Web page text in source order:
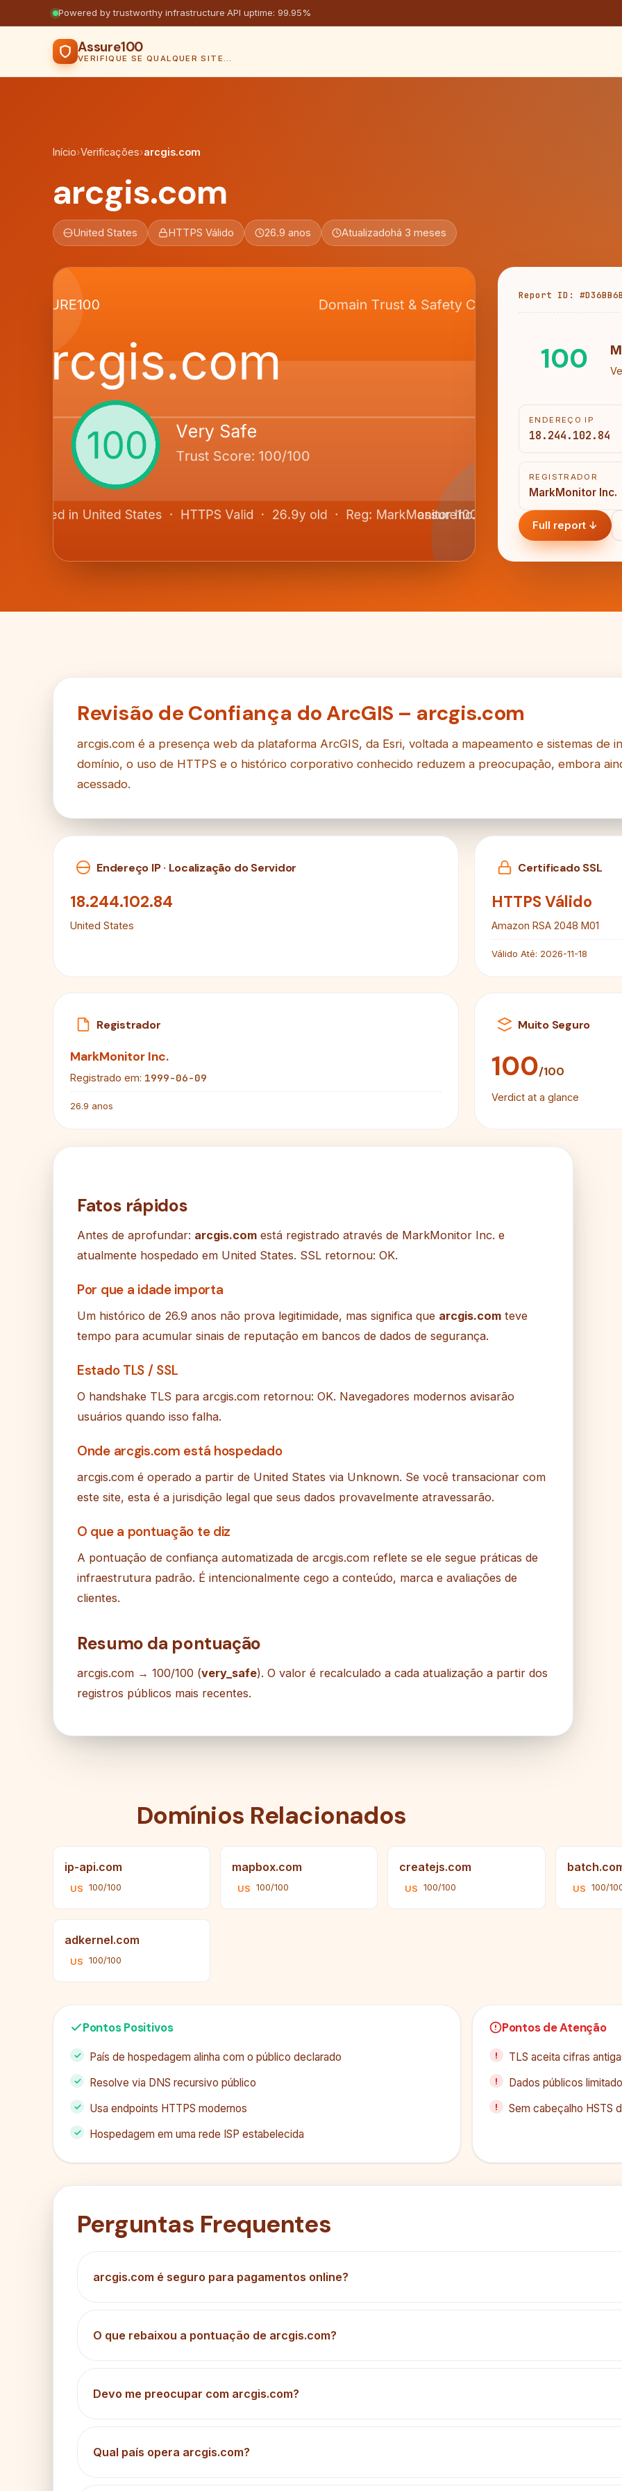
Powered by trustworthy infrastructure·API uptime: 99.95%
Assure100
VERIFIQUE SE QUALQUER SITE É SEGURO
Início›Verificações›arcgis.com
arcgis.com
United States HTTPS Válido 26.9 anos Atualizadohá 3 meses
Report ID:
100
ENDEREÇO IP
18.244.102.84
REGISTRADOR
MarkMonitor Inc.
Full report ↓
Revisão de Confiança do ArcGIS – arcgis.com
arcgis.com é a presença web da plataforma ArcGIS, da Esri, voltada a mapeamento e sistemas de
domínio, o uso de HTTPS e o histórico corporativo conhecido reduzem a preocupação, embora
acessado.
Endereço IP · Localização do Servidor
18.244.102.84
United States
Certificado SSL
HTTPS Válido
Amazon RSA 2048 M01
Válido Até: 2026-11-18
Registrador
MarkMonitor Inc.
Registrado em: 1999-06-09
26.9 anos
Muito Seguro
100/100
Verdict at a glance
Fatos rápidos
Antes de aprofundar: arcgis.com está registrado através de MarkMonitor Inc. e
atualmente hospedado em United States. SSL retornou: OK.
Por que a idade importa
Um histórico de 26.9 anos não prova legitimidade, mas significa que arcgis.com teve
tempo para acumular sinais de reputação em bancos de dados de segurança.
Estado TLS / SSL
O handshake TLS para arcgis.com retornou: OK. Navegadores modernos avisarão
usuários quando isso falha.
Onde arcgis.com está hospedado
arcgis.com é operado a partir de United States via Unknown. Se você transacionar com
este site, esta é a jurisdição legal que seus dados provavelmente atravessarão.
O que a pontuação te diz
A pontuação de confiança automatizada de arcgis.com reflete se ele segue práticas de
infraestrutura padrão. É intencionalmente cego a conteúdo, marca e avaliações de
clientes.
Resumo da pontuação
arcgis.com → 100/100 (very_safe). O valor é recalculado a cada atualização a partir dos
registros públicos mais recentes.
Domínios Relacionados
ip-api.com
US 100/100
mapbox.com
US 100/100
createjs.com
US 100/100 US 100/
adkernel.com
US 100/100
Pontos Positivos
País de hospedagem alinha com o público declarado
Resolve via DNS recursivo público
Usa endpoints HTTPS modernos
Hospedagem em uma rede ISP estabelecida
Pontos de Atenção
TLS aceita cifras
Dados públicos
Sem cabeçalho HSTS
Perguntas Frequentes
arcgis.com é seguro para pagamentos online?
O que rebaixou a pontuação de arcgis.com?
Devo me preocupar com arcgis.com?
Qual país opera arcgis.com?